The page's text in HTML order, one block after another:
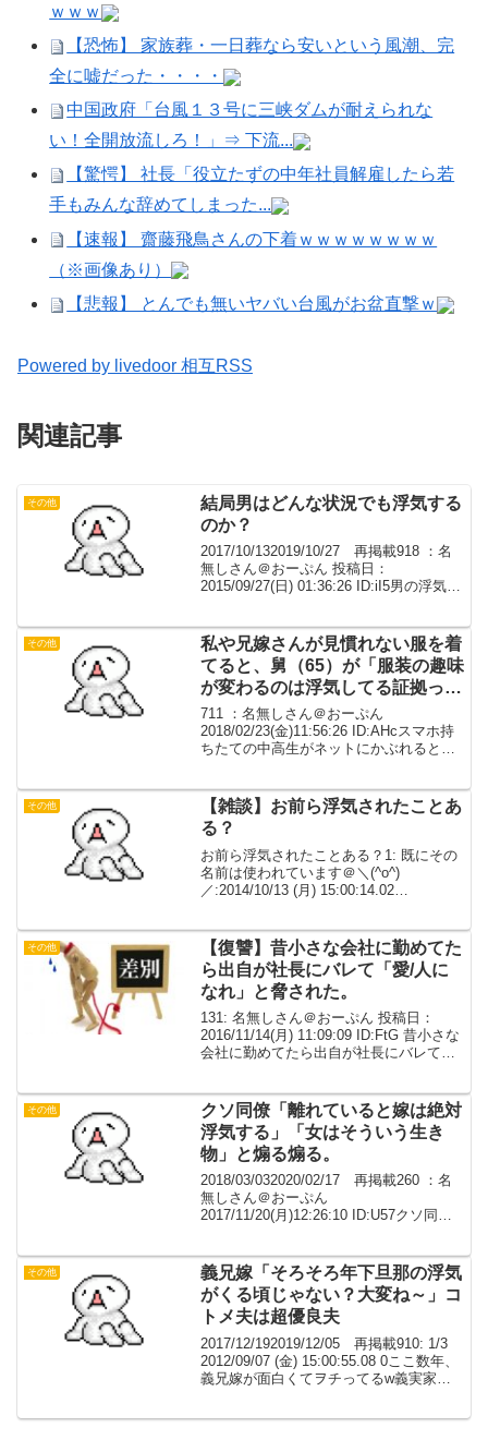
ｗｗｗ
【恐怖】 家族葬・一日葬なら安いという風潮、完
全に嘘だった・・・・
中国政府「台風１３号に三峡ダムが耐えられな
い！全開放流しろ！」⇒ 下流...
【驚愕】 社長「役立たずの中年社員解雇したら若
手もみんな辞めてしまった...
【速報】 齋藤飛鳥さんの下着ｗｗｗｗｗｗｗｗ
（※画像あり）
【悲報】 とんでも無いヤバい台風がお盆直撃ｗ
Powered by livedoor 相互RSS
関連記事
その他
結局男はどんな状況でも浮気する
のか？
2017/10/132019/10/27 再掲載918 ：名
無しさん＠おーぷん 投稿日：
2015/09/27(日) 01:36:26 ID:iI5男の浮気に
もう関係なし...
その他
私や兄嫁さんが見慣れない服を着
てると、舅（65）が「服装の趣味
が変わるのは浮気してる証拠って
言うよな（ﾆﾔﾆﾔ」
711 ：名無しさん＠おーぷん
2018/02/23(金)11:56:26 ID:AHcスマホ持
ちたての中高生がネットにかぶれるとい
までは会社支給の携帯（二つ折りのや
つ）...
その他
【雑談】お前ら浮気されたことあ
る？
お前ら浮気されたことある？1: 既にその
名前は使われています＠＼(^o^)
／:2014/10/13 (月) 15:00:14.02
た一ヶ月前から新しい...
その他
【復讐】昔小さな会社に勤めてた
ら出自が社長にバレて「愛/人に
なれ」と脅された。
131: 名無しさん＠おーぷん 投稿日：
2016/11/14(月) 11:09:09 ID:FtG 昔小さな
会社に勤めてたら出自が社長にバレて
と。 当然辞めた。一週間も...
その他
クソ同僚「離れていると嫁は絶対
浮気する」「女はそういう生き
物」と煽る煽る。
2018/03/032020/02/17 再掲載260 ：名
無しさん＠おーぷん
2017/11/20(月)12:26:10 ID:U57クソ同僚
いらしい。むろんＡさん一...
その他
義兄嫁「そろそろ年下旦那の浮気
がくる頃じゃない？大変ね～」コ
トメ夫は超優良夫
2017/12/192019/12/05 再掲載910: 1/3
2012/09/07 (金) 15:00:55.08 0ここ数年、
義兄嫁が面白くてヲチってるw義実家と